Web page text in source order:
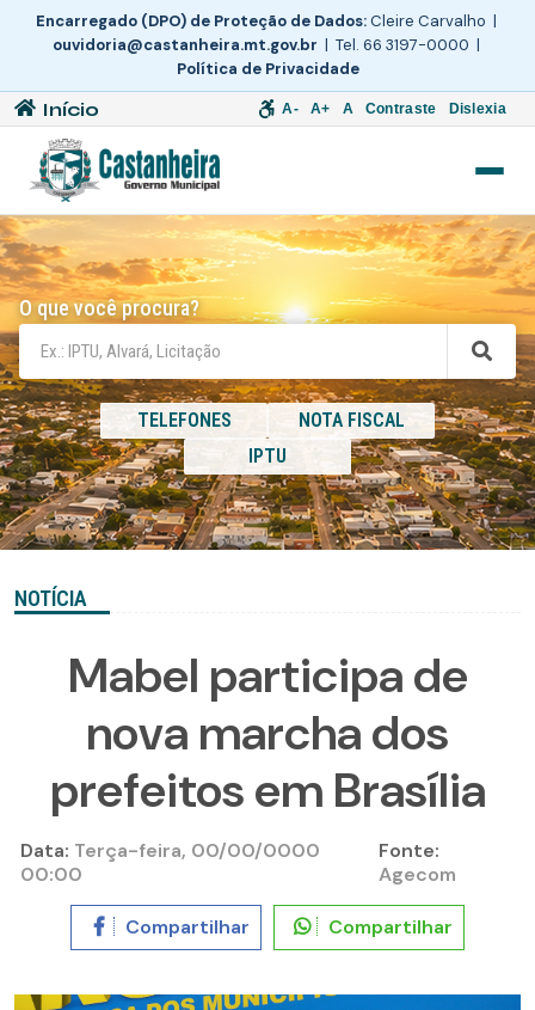
Encarregado (DPO) de Proteção de Dados:Cleire Carvalho |
ouvidoria@castanheira.mt.gov.br | Tel. 66 3197-0000 |
Política de Privacidade
Início A- A+ A Contraste Dislexia
O que você procura?
TELEFONES
NOTA FISCAL
IPTU
NOTÍCIA
Mabel participa de
nova marcha dos
prefeitos em Brasília
Data: Terça-feira, 00/00/0000
00:00
Fonte:
Agecom
Compartilhar Compartilhar